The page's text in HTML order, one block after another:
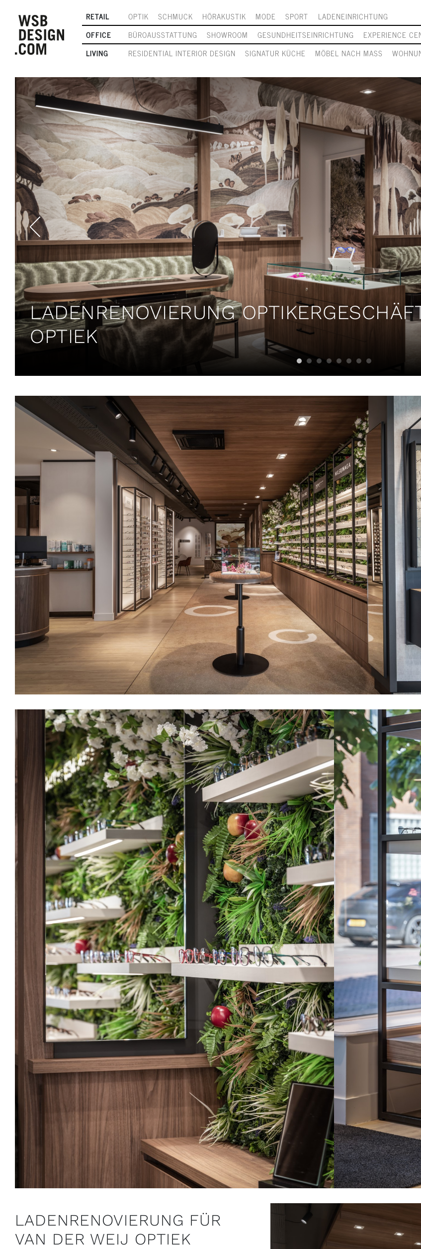
RETAIL OPTIK SCHMUCK HÖRAKUSTIK MODE SPORT
LADENEINRICHTUNG
OFFICE
BÜROAUSSTATTUNG SHOWROOM GESUNDHEITSEINRICHTUNG
EXPERIENCE
LIVING
RESIDENTIAL INTERIOR DESIGN SIGNATUR KÜCHE MÖBEL NACH MASS
LADENRENOVIERUNG
OPTIEK
LADENRENOVIERUNG FÜR
VAN DER WEIJ OPTIEK